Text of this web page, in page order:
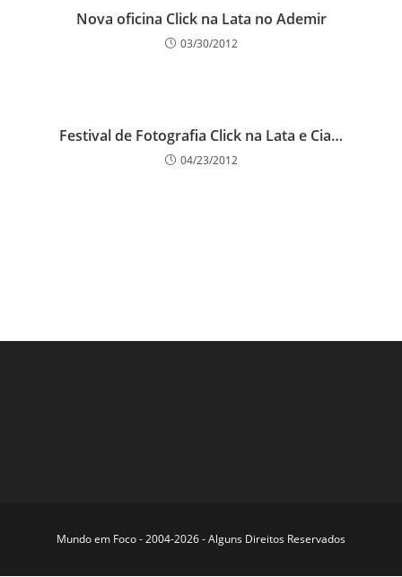
Nova oficina Click na Lata no Ademir
03/30/2012
Festival de Fotografia Click na Lata e Cia…
04/23/2012
Mundo em Foco - 2004-2026 - Alguns Direitos Reservados